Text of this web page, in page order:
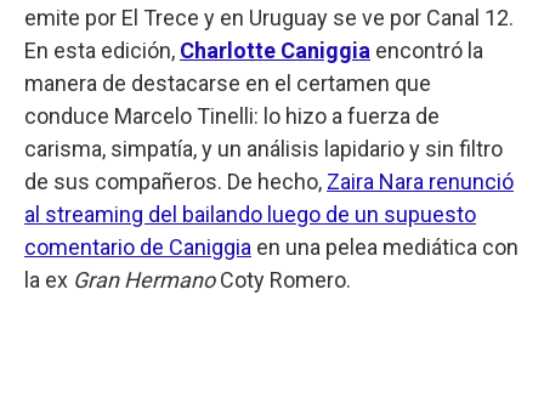
emite por El Trece y en Uruguay se ve por Canal 12.
En esta edición, Charlotte Caniggia encontró la
manera de destacarse en el certamen que
conduce Marcelo Tinelli: lo hizo a fuerza de
carisma, simpatía, y un análisis lapidario y sin filtro
de sus compañeros. De hecho, Zaira Nara renunció
al streaming del bailando luego de un supuesto
comentario de Caniggia en una pelea mediática con
la ex Gran HermanoCoty Romero.